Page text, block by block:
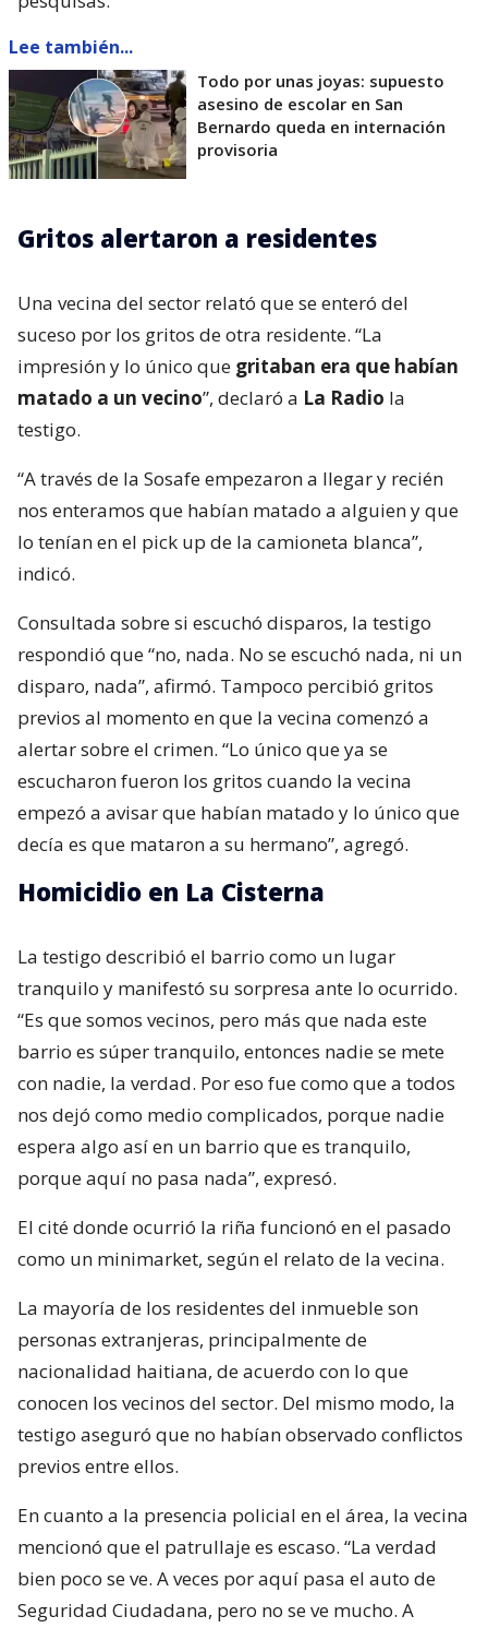
Lee también...
Todo por unas joyas: supuesto
asesino de escolar en San
Bernardo queda en internación
provisoria
Gritos alertaron a residentes
Una vecina del sector relató que se enteró del
suceso por los gritos de otra residente. “La
impresión y lo único que gritaban era que habían
matado a un vecino”, declaró a La Radio la
testigo.
“A través de la Sosafe empezaron a llegar y recién
nos enteramos que habían matado a alguien y que
lo tenían en el pick up de la camioneta blanca”,
indicó.
Consultada sobre si escuchó disparos, la testigo
respondió que “no, nada. No se escuchó nada, ni un
disparo, nada”, afirmó. Tampoco percibió gritos
previos al momento en que la vecina comenzó a
alertar sobre el crimen. “Lo único que ya se
escucharon fueron los gritos cuando la vecina
empezó a avisar que habían matado y lo único que
decía es que mataron a su hermano”, agregó.
Homicidio en La Cisterna
La testigo describió el barrio como un lugar
tranquilo y manifestó su sorpresa ante lo ocurrido.
“Es que somos vecinos, pero más que nada este
barrio es súper tranquilo, entonces nadie se mete
con nadie, la verdad. Por eso fue como que a todos
nos dejó como medio complicados, porque nadie
espera algo así en un barrio que es tranquilo,
porque aquí no pasa nada”, expresó.
El cité donde ocurrió la riña funcionó en el pasado
como un minimarket, según el relato de la vecina.
La mayoría de los residentes del inmueble son
personas extranjeras, principalmente de
nacionalidad haitiana, de acuerdo con lo que
conocen los vecinos del sector. Del mismo modo, la
testigo aseguró que no habían observado conflictos
previos entre ellos.
En cuanto a la presencia policial en el área, la vecina
mencionó que el patrullaje es escaso. “La verdad
bien poco se ve. A veces por aquí pasa el auto de
Seguridad Ciudadana, pero no se ve mucho. A